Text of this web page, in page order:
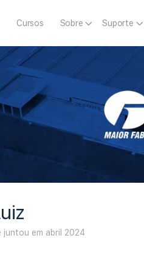
Cursos Sobre Suporte
juntou em abril 2024